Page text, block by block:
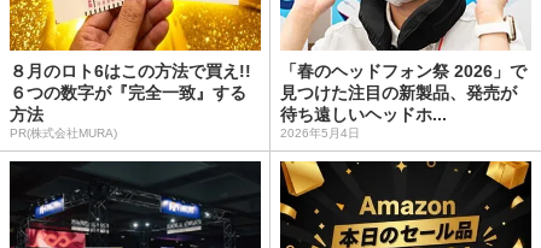
８月のロト6はこの方法で買え!!
６つの数字が『完全一致』する
方法
PR(株式会社MURA)
「春のヘッドフォン祭 2026」で
見つけた注目の新製品、発売が
待ち遠しいヘッドホ...
2026年5月4日